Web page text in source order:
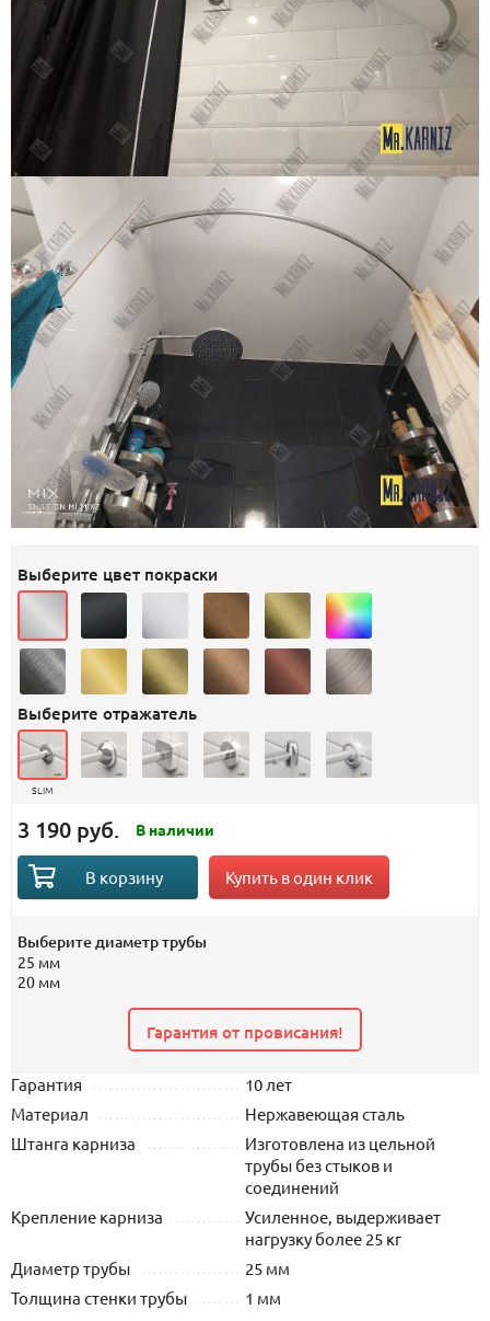
Выберите диаметр трубы
25 мм
20 мм
Гарантия от провисания!
Выберите цвет покраски
Выберите отражатель
SLIM
3 190 руб. В наличии
В корзину Купить в один клик
Гарантия
10 лет
Материал
Нержавеющая сталь
Штанга карниза
Изготовлена из цельной
трубы без стыков и
соединений
Крепление карниза
Усиленное, выдерживает
нагрузку более 25 кг
Диаметр трубы
25 мм
Толщина стенки трубы
1 мм